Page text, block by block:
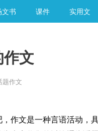
文书 课件 实用文
作文
题作文
作文是一种言语活动，